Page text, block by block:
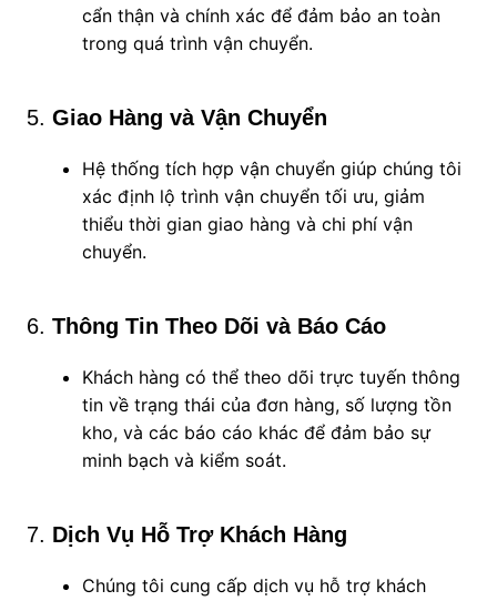
cẩn thận và chính xác để đảm bảo an toàn
trong quá trình vận chuyển.
5. Giao Hàng và Vận Chuyển
Hệ thống tích hợp vận chuyển giúp chúng tôi
xác định lộ trình vận chuyển tối ưu, giảm
thiểu thời gian giao hàng và chi phí vận
chuyển.
6. Thông Tin Theo Dõi và Báo Cáo
Khách hàng có thể theo dõi trực tuyến thông
tin về trạng thái của đơn hàng, số lượng tồn
kho, và các báo cáo khác để đảm bảo sự
minh bạch và kiểm soát.
7. Dịch Vụ Hỗ Trợ Khách Hàng
Chúng tôi cung cấp dịch vụ hỗ trợ khách